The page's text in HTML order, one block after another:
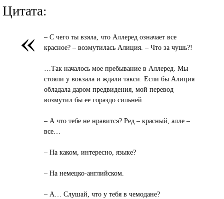
Цитата:
«
– С чего ты взяла, что Аллеред означает все
красное? – возмутилась Алиция. – Что за чушь?!
…Так началось мое пребывание в Аллеред. Мы
стояли у вокзала и ждали такси. Если бы Алиция
обладала даром предвидения, мой перевод
возмутил бы ее гораздо сильней.
– А что тебе не нравится? Ред – красный, алле –
все…
– На каком, интересно, языке?
– На немецко-английском.
– А… Слушай, что у тебя в чемодане?